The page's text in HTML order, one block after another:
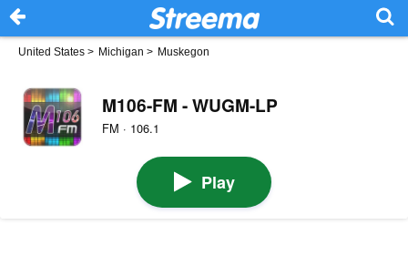
United States > Michigan > Muskegon
M106-FM - WUGM-LP
FM · 106.1
Play